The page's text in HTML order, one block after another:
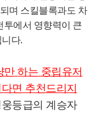
며 스킬블록과도 차
투에서 영향력이 큰
다.
만 하는 중립유저
면 추천드리지
등급의 계승자